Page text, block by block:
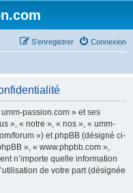
Connexion
S’enregistrer
passion.com » et ses
», « notre », « nos », « umm-
forum ») et phpBB (désigné ci-
», « www.phpbb.com »,
n’importe quelle information
de votre part (désignée